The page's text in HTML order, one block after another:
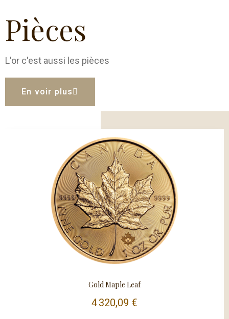
Pièces
L'or c'est aussi les pièces
En voir plus
Gold Maple Leaf
4 320,09 €